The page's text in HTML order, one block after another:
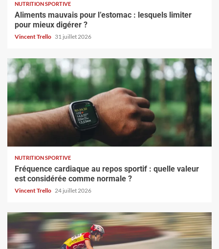
NUTRITION SPORTIVE
Aliments mauvais pour l’estomac : lesquels limiter
pour mieux digérer ?
Vincent Trello 31 juillet 2026
NUTRITION SPORTIVE
Fréquence cardiaque au repos sportif : quelle valeur
est considérée comme normale ?
Vincent Trello 24 juillet 2026